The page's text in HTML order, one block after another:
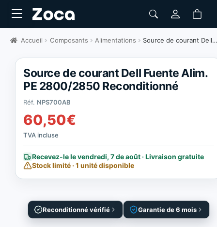
Accueil Composants Alimentations Source de courant Dell Fuente Alim. PE 2800/2850 Reconditionné
Reconditionné vérifié Garantie de 6 mois
Source de courant Dell Fuente Alim.
PE 2800/2850 Reconditionné
Réf. NPS700AB
60,50€
TVA incluse
Recevez-le le vendredi, 7 de août · Livraison gratuite
Stock limité · 1 unité disponible